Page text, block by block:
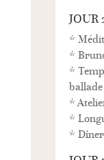
JOUR
*
*
*
*
*
* Dîner